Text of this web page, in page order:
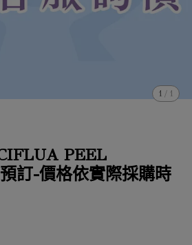
1 / 1
PEEL
訂-價格依實際採購時